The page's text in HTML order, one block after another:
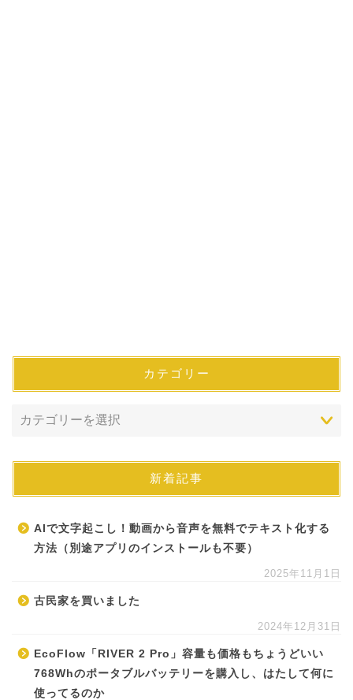
カテゴリー
新着記事
AIで文字起こし！動画から音声を無料でテキスト化する
方法（別途アプリのインストールも不要）
2025年11月1日
古民家を買いました
2024年12月31日
EcoFlow「RIVER 2 Pro」容量も価格もちょうどいい
768Whのポータブルバッテリーを購入し、はたして何に
使ってるのか